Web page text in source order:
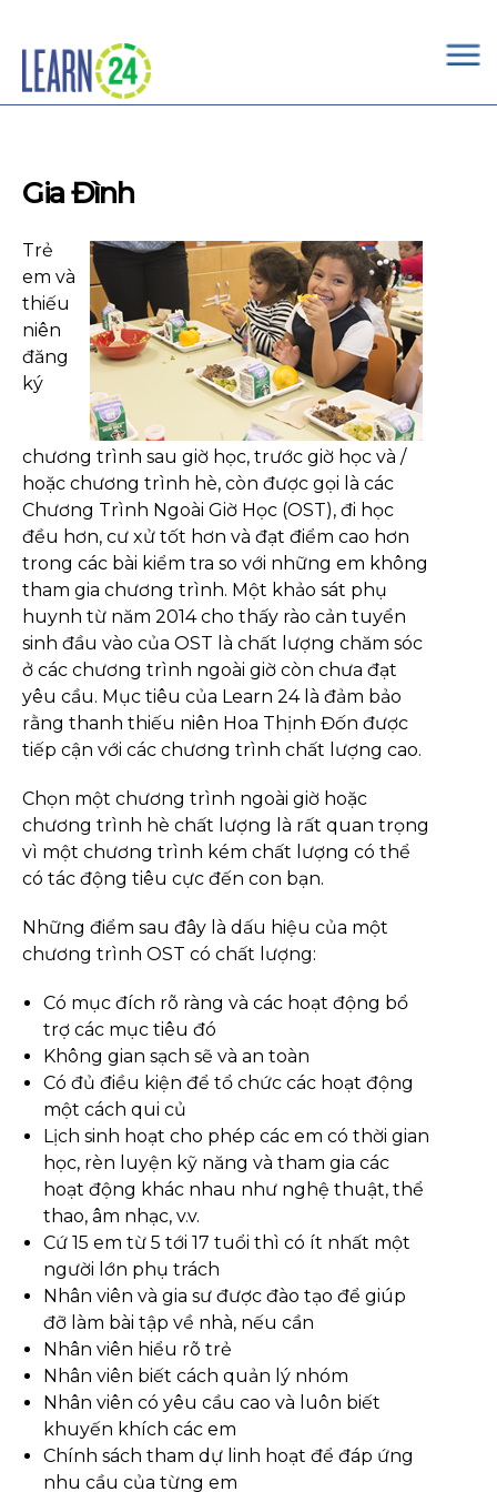
×
Gia Đình
Trẻ
em và
thiếu
niên
đăng
ký
chương trình sau giờ học, trước giờ học và /
hoặc chương trình hè, còn được gọi là các
Chương Trình Ngoài Giờ Học (OST), đi học
đều hơn, cư xử tốt hơn và đạt điểm cao hơn
trong các bài kiểm tra so với những em không
tham gia chương trình. Một khảo sát phụ
huynh từ năm 2014 cho thấy rào cản tuyển
sinh đầu vào của OST là chất lượng chăm sóc
ở các chương trình ngoài giờ còn chưa đạt
yêu cầu. Mục tiêu của Learn 24 là đảm bảo
rằng thanh thiếu niên Hoa Thịnh Đốn được
tiếp cận với các chương trình chất lượng cao.
Chọn một chương trình ngoài giờ hoặc
chương trình hè chất lượng là rất quan trọng
vì một chương trình kém chất lượng có thể
có tác động tiêu cực đến con bạn.
Những điểm sau đây là dấu hiệu của một
chương trình OST có chất lượng:
Có mục đích rõ ràng và các hoạt động bổ
trợ các mục tiêu đó
Không gian sạch sẽ và an toàn
Có đủ điều kiện để tổ chức các hoạt động
một cách qui củ
Lịch sinh hoạt cho phép các em có thời gian
học, rèn luyện kỹ năng và tham gia các
hoạt động khác nhau như nghệ thuật, thể
thao, âm nhạc, v.v.
Cứ 15 em từ 5 tới 17 tuổi thì có ít nhất một
người lớn phụ trách
Nhân viên và gia sư được đào tạo để giúp
đỡ làm bài tập về nhà, nếu cần
Nhân viên hiểu rõ trẻ
Nhân viên biết cách quản lý nhóm
Nhân viên có yêu cầu cao và luôn biết
khuyến khích các em
Chính sách tham dự linh hoạt để đáp ứng
nhu cầu của từng em